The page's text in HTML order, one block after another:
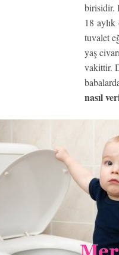
birisidir.
18
tuvalet
yaş
vakittir.
nasıl